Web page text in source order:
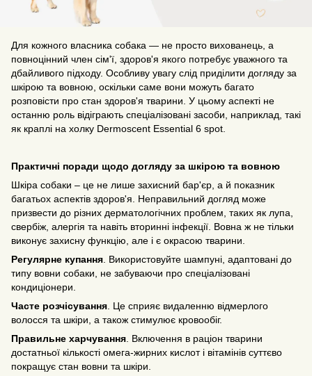
Для кожного власника собака — не просто вихованець, а
повноцінний член сім'ї, здоров'я якого потребує уважного та
дбайливого підходу. Особливу увагу слід приділити догляду за
шкірою та вовною, оскільки саме вони можуть багато
розповісти про стан здоров'я тварини. У цьому аспекті не
останню роль відіграють спеціалізовані засоби, наприклад, такі
як краплі на холку Dermoscent Essential 6 spot.
Практичні поради щодо догляду за шкірою та вовною
Шкіра собаки – це не лише захисний бар'єр, а й показник
багатьох аспектів здоров'я. Неправильний догляд може
призвести до різних дерматологічних проблем, таких як лупа,
свербіж, алергія та навіть вторинні інфекції. Вовна ж не тільки
виконує захисну функцію, але і є окрасою тварини.
Регулярне купання. Використовуйте шампуні, адаптовані до
типу вовни собаки, не забуваючи про спеціалізовані
кондиціонери.
Часте розчісування. Це сприяє видаленню відмерлого
волосся та шкіри, а також стимулює кровообіг.
Правильне харчування. Включення в раціон тварини
достатньої кількості омега-жирних кислот і вітамінів суттєво
покращує стан вовни та шкіри.